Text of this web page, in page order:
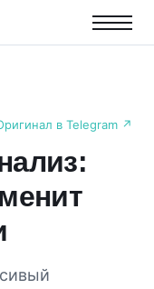
в Telegram ↗